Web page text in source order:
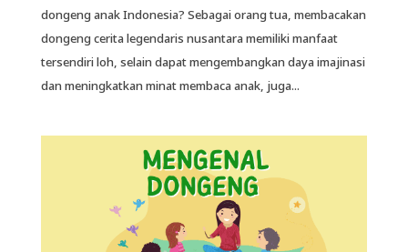
dongeng anak Indonesia? Sebagai orang tua, membacakan
dongeng cerita legendaris nusantara memiliki manfaat
tersendiri loh, selain dapat mengembangkan daya imajinasi
dan meningkatkan minat membaca anak, juga...